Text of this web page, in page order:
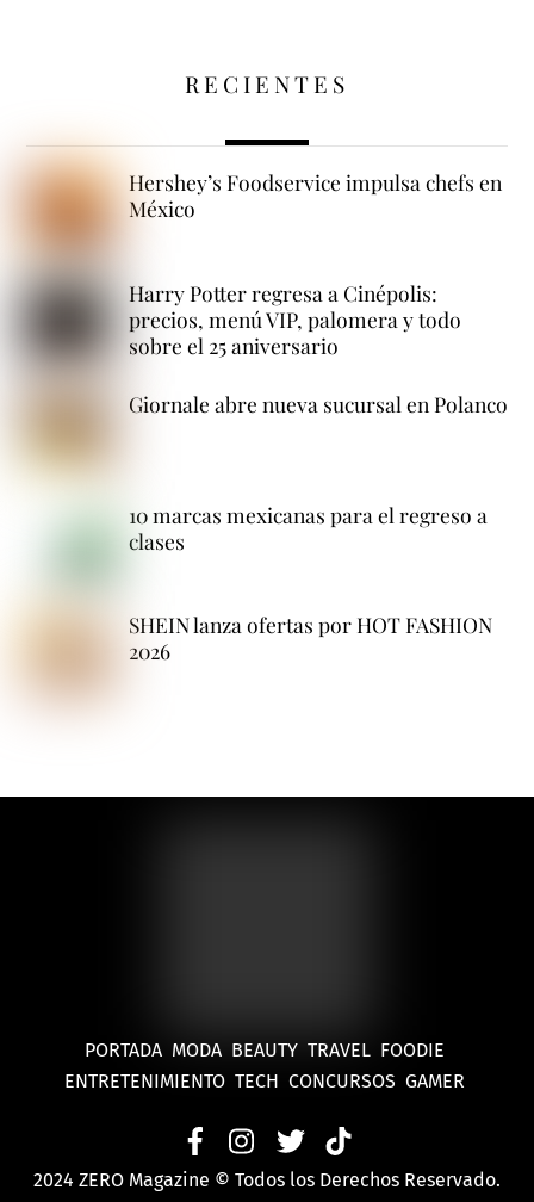
RECIENTES
Hershey’s Foodservice impulsa chefs en
México
Harry Potter regresa a Cinépolis:
precios, menú VIP, palomera y todo
sobre el 25 aniversario
Giornale abre nueva sucursal en Polanco
10 marcas mexicanas para el regreso a
clases
SHEIN lanza ofertas por HOT FASHION
2026
PORTADA MODA BEAUTY TRAVEL FOODIE
ENTRETENIMIENTO TECH CONCURSOS GAMER
2024 ZERO Magazine © Todos los Derechos Reservado.